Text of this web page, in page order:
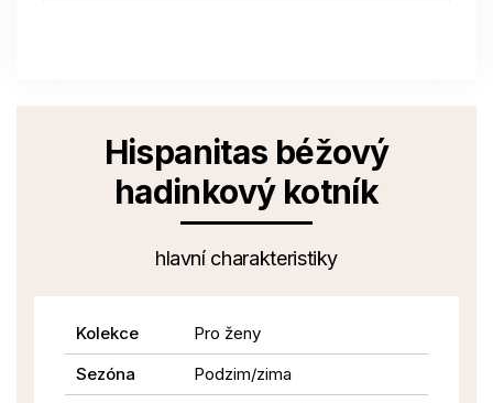
Hispanitas béžový
hadinkový kotník
hlavní charakteristiky
Kolekce
Pro ženy
Sezóna
Podzim/zima